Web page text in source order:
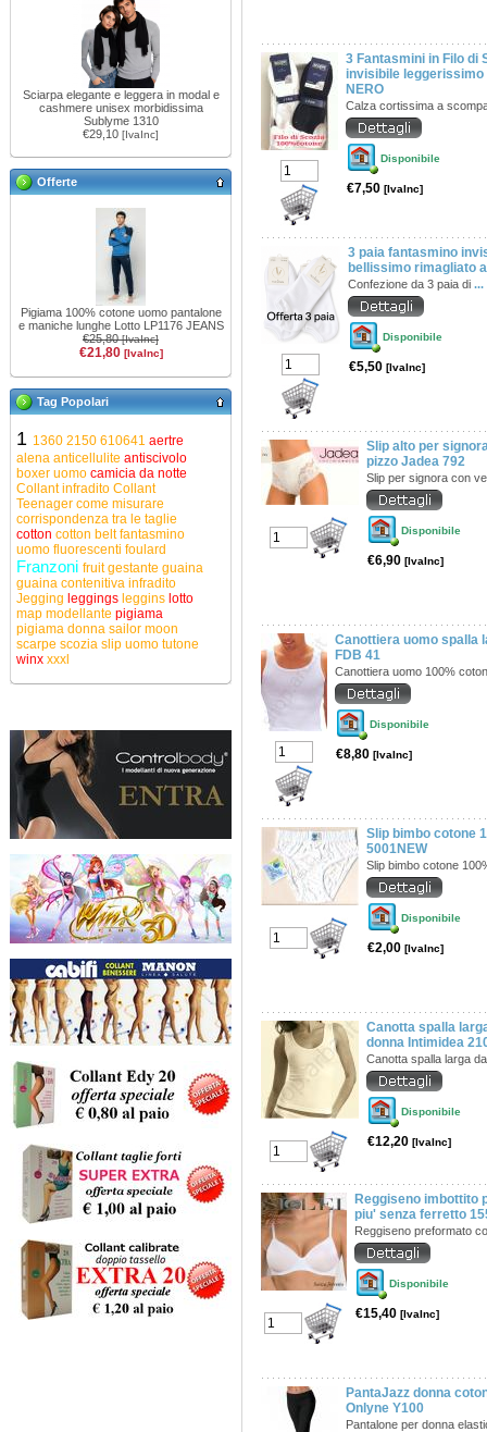
Sciarpa elegante e leggera in modal e
cashmere unisex morbidissima
Sublyme 1310
€29,10 [IvaInc]
Offerte
Pigiama 100% cotone uomo pantalone
e maniche lunghe Lotto LP1176 JEANS
€25,80[IvaInc]
€21,80 [IvaInc]
Tag Popolari
1 1360 2150 610641 aertre
alena anticellulite antiscivolo
boxer uomo camicia da notte
Collant infradito Collant
Teenager come misurare
corrispondenza tra le taglie
cotton cotton beltfantasmino
uomo fluorescenti foulard
Franzoni fruitgestante guaina
guaina contenitiva infradito
Jegging leggings leggins lotto
map modellante pigiama
pigiama donna sailor moon
scarpe scozia slip uomo tutone
winx xxxl
3 Fantasmini in Filo di
invisibile leggerissimo
NERO
Calza cortissima a
Disponibile
€7,50 [IvaInc]
3 paia fantasmino
bellissimo rimagliato
Confezione da 3 paia di ...
Disponibile
€5,50 [IvaInc]
Slip alto per
pizzo Jadea 792
Slip per signora con
Disponibile
€6,90 [IvaInc]
Canottiera uomo spalla
FDB 41
Canottiera uomo 100%
Disponibile
€8,80 [IvaInc]
Slip bimbo cotone
5001NEW
Slip bimbo cotone
Disponibile
€2,00 [IvaInc]
Canotta spalla
donna Intimidea
Canotta spalla larga
Disponibile
€12,20 [IvaInc]
Reggiseno imbottito
piu' senza ferretto
Reggiseno preformato
Disponibile
€15,40 [IvaInc]
PantaJazz donna
Onlyne Y100
Pantalone per donna